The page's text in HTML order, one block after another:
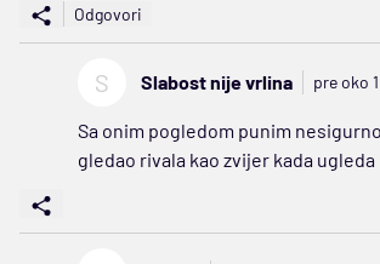
Odgovori
S Slabost nije vrlina pre oko
Sa onim pogledom punim
gledao rivala kao zvijer kada ugleda